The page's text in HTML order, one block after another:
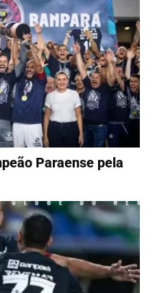
Paraense pela